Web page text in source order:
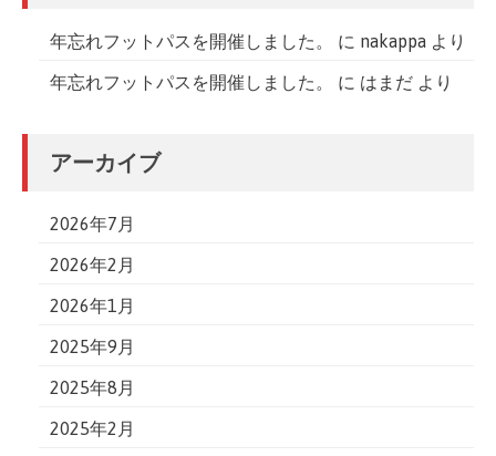
年忘れフットパスを開催しました。 に nakappa より
年忘れフットパスを開催しました。 に はまだ より
アーカイブ
2026年7月
2026年2月
2026年1月
2025年9月
2025年8月
2025年2月